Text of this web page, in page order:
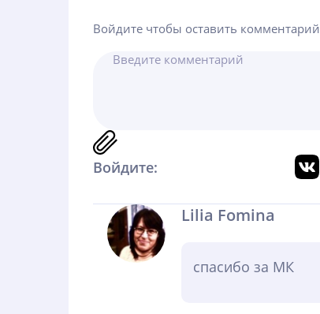
Войдите чтобы оставить комментарий
Войдите:
Lilia Fomina
спасибо за МК